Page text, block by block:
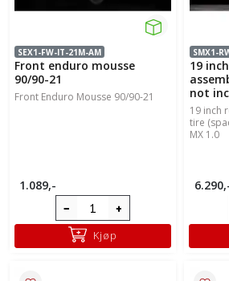
SEX1-FW-IT-21M-AM
Front enduro mousse
90/90-21
Front Enduro Mousse 90/90-21
1.089,-
Kjøp
SMX1-
19
not
19 inch
tire
MX 1.0